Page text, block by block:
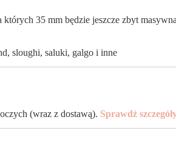
35 mm będzie jeszcze zbyt
sloughi, saluki, galgo i inne
(wraz z dostawą). Sprawdź